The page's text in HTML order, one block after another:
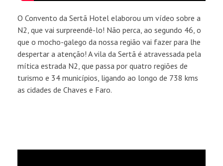
O Convento da Sertã Hotel elaborou um vídeo sobre a
N2, que vai surpreendê-lo! Não perca, ao segundo 46, o
que o mocho-galego da nossa região vai fazer para lhe
despertar a atenção! A vila da Sertã é atravessada pela
mítica estrada N2, que passa por quatro regiões de
turismo e 34 municípios, ligando ao longo de 738 kms
as cidades de Chaves e Faro.